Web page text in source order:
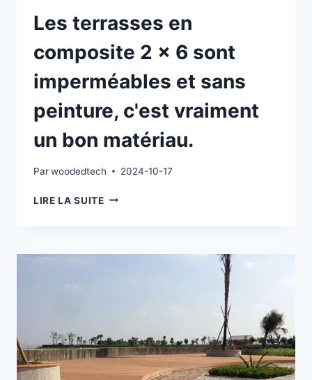
Les terrasses en
composite 2 x 6 sont
imperméables et sans
peinture, c'est vraiment
un bon matériau.
Parwoodedtech 2024-10-17
LIRE LA SUITELES
2
SANS
PEINTURE,
C'EST